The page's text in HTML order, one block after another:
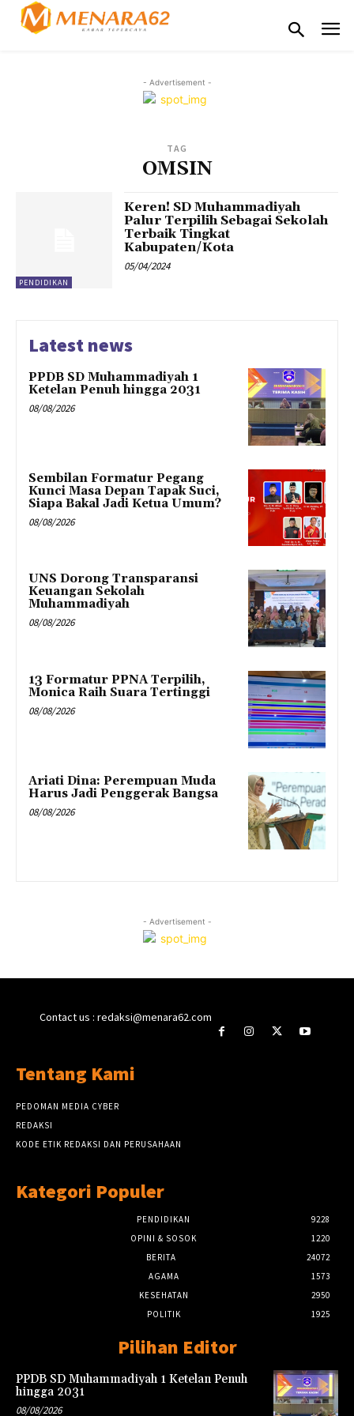
- Advertisement -
TAG
OMSIN
PENDIDIKAN
Keren! SD Muhammadiyah
Palur Terpilih Sebagai Sekolah
Terbaik Tingkat
Kabupaten/Kota
05/04/2024
Latest news
PPDB SD Muhammadiyah 1
Ketelan Penuh hingga 2031
08/08/2026
Sembilan Formatur Pegang
Kunci Masa Depan Tapak Suci,
Siapa Bakal Jadi Ketua Umum?
08/08/2026
UNS Dorong Transparansi
Keuangan Sekolah
Muhammadiyah
08/08/2026
13 Formatur PPNA Terpilih,
Monica Raih Suara Tertinggi
08/08/2026
Ariati Dina: Perempuan Muda
Harus Jadi Penggerak Bangsa
08/08/2026
- Advertisement -
Contact us : redaksi@menara62.com
Tentang Kami
PEDOMAN MEDIA CYBER
REDAKSI
KODE ETIK REDAKSI DAN PERUSAHAAN
Kategori Populer
PENDIDIKAN
9228
OPINI & SOSOK
1220
BERITA
24072
AGAMA
1573
KESEHATAN
2950
POLITIK
1925
Pilihan Editor
PPDB SD Muhammadiyah 1 Ketelan Penuh
hingga 2031
08/08/2026